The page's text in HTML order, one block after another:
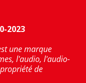
2023
une marque
l'audio, l'audio-
de